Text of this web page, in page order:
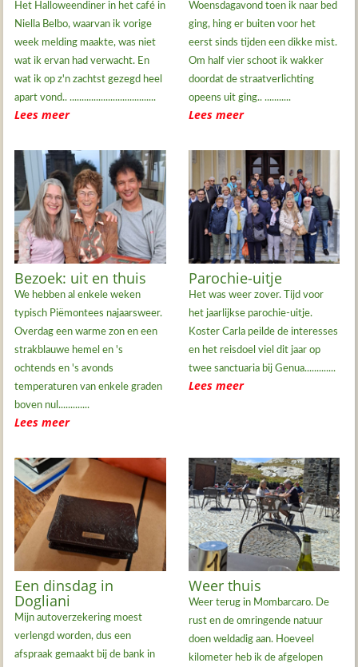
Het Halloweendiner in het café in
Niella Belbo, waarvan ik vorige
week melding maakte, was niet
wat ik ervan had verwacht. En
wat ik op z'n zachtst gezegd heel
apart vond.. ....................................
Lees meer
Woensdagavond toen ik naar bed
ging, hing er buiten voor het
eerst sinds tijden een dikke mist.
Om half vier schoot ik wakker
doordat de straatverlichting
opeens uit ging.. ...........
Lees meer
Bezoek: uit en thuis
We hebben al enkele weken
typisch Piëmontees najaarsweer.
Overdag een warme zon en een
strakblauwe hemel en 's
ochtends en 's avonds
temperaturen van enkele graden
boven nul.............
Lees meer
Parochie-uitje
Het was weer zover. Tijd voor
het jaarlijkse parochie-uitje.
Koster Carla peilde de interesses
en het reisdoel viel dit jaar op
twee sanctuaria bij Genua.............
Lees meer
Een dinsdag in
Dogliani
Mijn autoverzekering moest
verlengd worden, dus een
afspraak gemaakt bij de bank in
Weer thuis
Weer terug in Mombarcaro. De
rust en de omringende natuur
doen weldadig aan. Hoeveel
kilometer heb ik de afgelopen